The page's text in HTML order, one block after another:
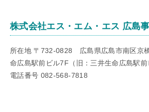
株式会社エス・エム・エス 広島
所在地 〒732-0828 広島県広島市南区京
命広島駅前ビル7F（旧：三井生命広島駅前
電話番号 082-568-7818